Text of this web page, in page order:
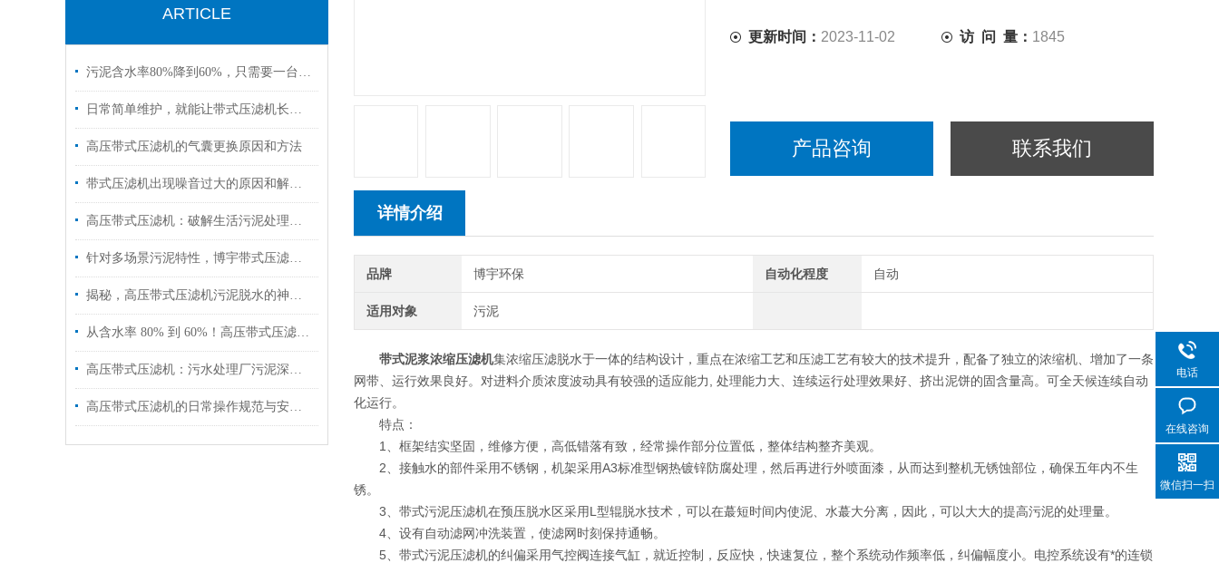
ARTICLE
污泥含水率80%降到60%，只需要一台高压带式压滤机
日常简单维护，就能让带式压滤机长期稳定运行
高压带式压滤机​的气囊更换原因和方法
带式压滤机出现噪音过大的原因和解决方法
高压带式压滤机：破解生活污泥处理难题，高效脱水减量化！
针对多场景污泥特性，博宇带式压滤机以专项设计降本增效
揭秘，高压带式压滤机污泥脱水的神奇蜕变！
从含水率 80% 到 60%！高压带式压滤机的「破壁压榨」黑科技揭秘
高压带式压滤机：污水处理厂污泥深度脱水的优选方案
高压带式压滤机的日常操作规范与安全注意事项
更新时间： 2023-11-02 访 问 量： 1845
产品咨询 联系我们
详情介绍
品牌 博宇环保 自动化程度 自动
适用对象 污泥
带式泥浆浓缩压滤机集浓缩压滤脱水于一体的结构设计，重点在浓缩工艺和压滤工艺有较大的技术提升，配备了独立的浓缩机、增加了一条
网带、运行效果良好。对进料介质浓度波动具有较强的适应能力, 处理能力大、连续运行处理效果好、挤出泥饼的固含量高。可全天候连续自动
化运行。
特点：
1、框架结实坚固，维修方便，高低错落有致，经常操作部分位置低，整体结构整齐美观。
2、接触水的部件采用不锈钢，机架采用A3标准型钢热镀锌防腐处理，然后再进行外喷面漆，从而达到整机无锈蚀部位，确保五年内不生
锈。
3、带式污泥压滤机在预压脱水区采用L型辊脱水技术，可以在蕞短时间内使泥、水蕞大分离，因此，可以大大的提高污泥的处理量。
4、设有自动滤网冲洗装置，使滤网时刻保持通畅。
5、带式污泥压滤机的纠偏采用气控阀连接气缸，就近控制，反应快，快速复位，整个系统动作频率低，纠偏幅度小。电控系统设有*的连锁
电话
在线咨询
微信扫一扫